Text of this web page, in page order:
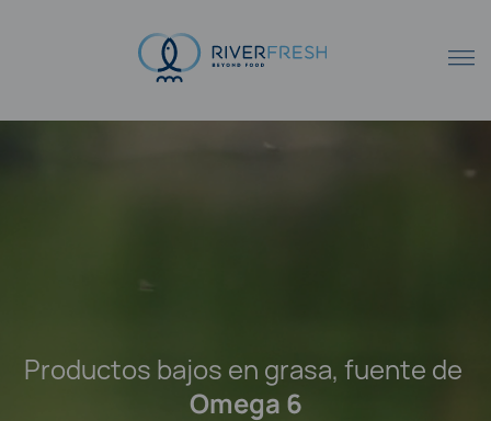
Productos bajos en grasa, fuente de
Omega 6